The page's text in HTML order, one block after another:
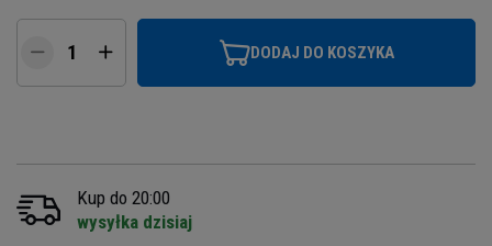
DODAJ DO KOSZYKA
Kup do 20:00
wysyłka dzisiaj